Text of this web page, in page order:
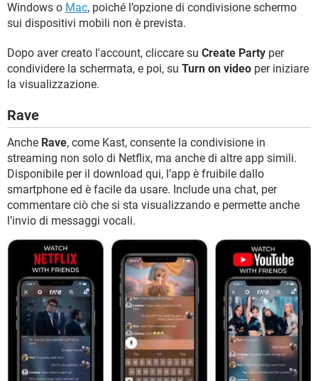
Windows o Mac, poiché l’opzione di condivisione schermo
sui dispositivi mobili non è prevista.
Dopo aver creato l'account, cliccare su Create Party per
condividere la schermata, e poi, su Turn on video per iniziare
la visualizzazione.
Rave
Anche Rave, come Kast, consente la condivisione in
streaming non solo di Netflix, ma anche di altre app simili.
Disponibile per il download qui, l’app è fruibile dallo
smartphone ed è facile da usare. Include una chat, per
commentare ciò che si sta visualizzando e permette anche
l’invio di messaggi vocali.